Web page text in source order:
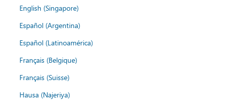
English (Singapore)
Español (Argentina)
Español (Latinoamérica)
Français (Belgique)
Français (Suisse)
Hausa (Najeriya)